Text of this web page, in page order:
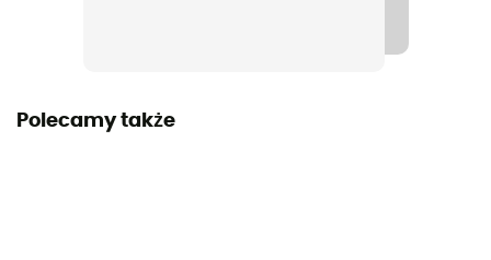
Otwory wentylacyjne kasku
Polecamy także